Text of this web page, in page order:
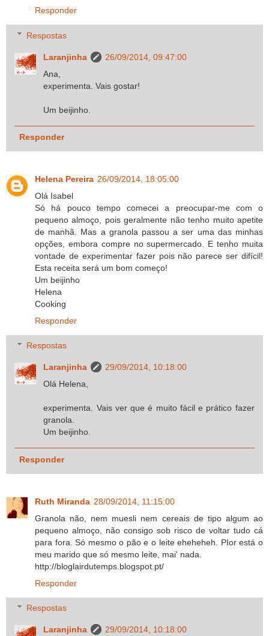
Responder
Respostas
Laranjinha
26/09/2014, 09:47:00
Ana,
experimenta. Vais gostar!
Um beijinho.
Responder
Helena Pereira 26/09/2014, 18:05:00
Olá Isabel
Só há pouco tempo comecei a preocupar-me com o
pequeno almoço, pois geralmente não tenho muito apetite
de manhã. Mas a granola passou a ser uma das minhas
opções, embora compre no supermercado. E tenho muita
vontade de experimentar fazer pois não parece ser difícil!
Esta receita será um bom começo!
Um beijinho
Helena
Cooking
Responder
Respostas
Laranjinha
29/09/2014, 10:18:00
Olá Helena,
experimenta. Vais ver que é muito fácil e prático fazer
granola.
Um beijinho.
Responder
Ruth Miranda 28/09/2014, 11:15:00
Granola não, nem muesli nem cereais de tipo algum ao
pequeno almoço, não consigo sob risco de voltar tudo cá
para fora. Só mesmo o pão e o leite eheheheh. PIor está o
meu marido que só mesmo leite, mai' nada.
http://bloglairdutemps.blogspot.pt/
Responder
Respostas
Laranjinha
29/09/2014, 10:18:00